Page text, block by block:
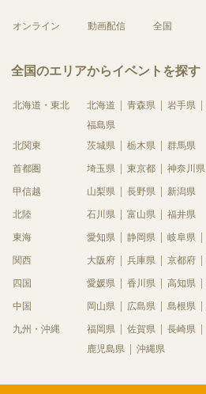
オンライン 動画配信 全国
全国のエリアからイベントを探す
北海道・東北 北海道 青森県 岩手県
福島県
北関東
茨城県 栃木県 群馬県
首都圏 埼玉県 東京都 神奈川県
甲信越 山梨県 長野県 新潟県
北陸 石川県 富山県 福井県
東海 愛知県 静岡県 岐阜県
関西 大阪府 兵庫県 京都府
四国 愛媛県 香川県 高知県
中国 岡山県 広島県 島根県
九州・沖縄 福岡県 佐賀県 長崎県
鹿児島県
沖縄県